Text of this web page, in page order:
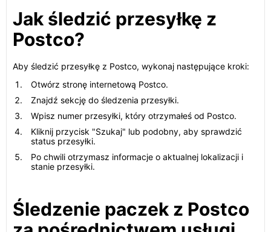
Jak śledzić przesyłkę z
Postco?
Aby śledzić przesyłkę z Postco, wykonaj następujące kroki:
Otwórz stronę internetową Postco.
Znajdź sekcję do śledzenia przesyłki.
Wpisz numer przesyłki, który otrzymałeś od Postco.
Kliknij przycisk "Szukaj" lub podobny, aby sprawdzić
status przesyłki.
Po chwili otrzymasz informacje o aktualnej lokalizacji i
stanie przesyłki.
Śledzenie paczek z Postco